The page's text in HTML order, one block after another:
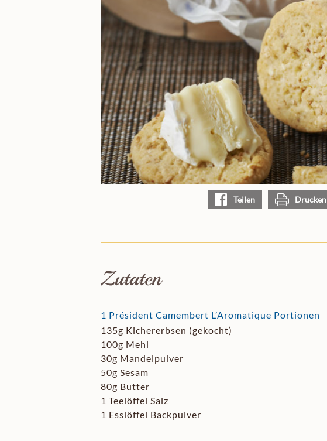
Teilen Drucken
Zutaten
1 Président Camembert L’Aromatique Portionen
135g Kichererbsen (gekocht)
100g Mehl
30g Mandelpulver
50g Sesam
80g Butter
1 Teelöffel Salz
1 Esslöffel Backpulver